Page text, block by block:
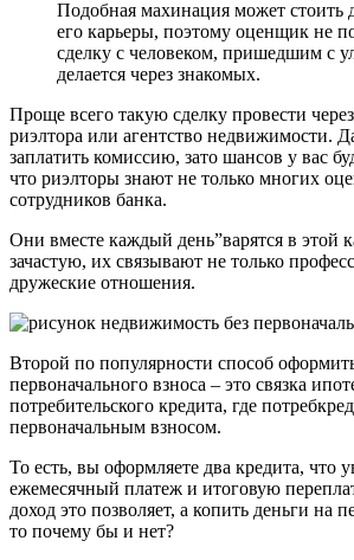
Подобная махинация может стоить
его карьеры, поэтому оценщик не
сделку с человеком, пришедшим с
делается через знакомых.
Проще всего такую сделку провести
риэлтора или агентство недвижимости.
заплатить комиссию, зато шансов у вас
что риэлторы знают не только многих
сотрудников банка.
Они вместе каждый день”варятся в этой
зачастую, их связывают не только
дружеские отношения.
Второй по популярности способ
первоначального взноса – это связка
потребительского кредита, где
первоначальным взносом.
То есть, вы оформляете два кредита, что
ежемесячный платеж и итоговую
доход это позволяет, а копить деньги на
то почему бы и нет?